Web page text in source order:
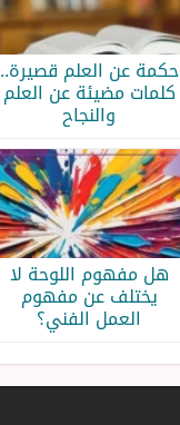
حكمة عن العلم قصيرة..
كلمات مضيئة عن العلم
والنجاح
هل مفهوم اللوحة لا
يختلف عن مفهوم
العمل الفني؟